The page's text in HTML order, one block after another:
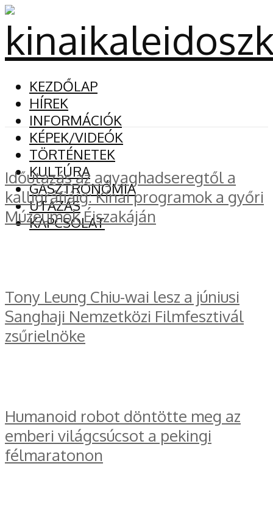
KEZDŐLAP
HÍREK
INFORMÁCIÓK
KÉPEK/VIDEÓK
TÖRTÉNETEK
KULTÚRA
GASZTRONÓMIA
UTAZÁS
KAPCSOLAT
Időutazás az agyaghadseregtől a
kalligráfiáig: Kínai programok a győri
Múzeumok Éjszakáján
Tony Leung Chiu-wai lesz a júniusi
Sanghaji Nemzetközi Filmfesztivál
zsűrielnöke
Humanoid robot döntötte meg az
emberi világcsúcsot a pekingi
félmaratonon